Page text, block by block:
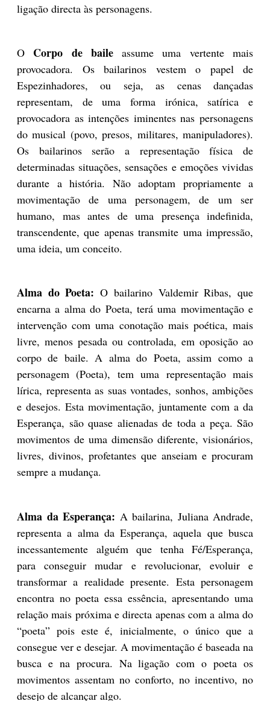
ligação directa às personagens.
O Corpo de baileassume uma vertente mais
provocadora. Os bailarinos vestem o papel de
Espezinhadores, ou seja, as cenas dançadas
representam, de uma forma irónica, satírica e
provocadora as intenções iminentes nas personagens
do musical (povo, presos, militares, manipuladores).
Os bailarinos serão a representação física de
determinadas situações, sensações e emoções vividas
durante a história. Não adoptam propriamente a
movimentação de uma personagem, de um ser
humano, mas antes de uma presença indefinida,
transcendente, que apenas transmite uma impressão,
uma ideia, um conceito.
Alma do Poeta: O bailarino Valdemir Ribas, que
encarna a alma do Poeta, terá uma movimentação e
intervenção com uma conotação mais poética, mais
livre, menos pesada ou controlada, em oposição ao
corpo de baile. A alma do Poeta, assim como a
personagem (Poeta), tem uma representação mais
lírica, representa as suas vontades, sonhos, ambições
e desejos. Esta movimentação, juntamente com a da
Esperança, são quase alienadas de toda a peça. São
movimentos de uma dimensão diferente, visionários,
livres, divinos, profetantes que anseiam e procuram
sempre a mudança.
Alma da Esperança: A bailarina, Juliana Andrade,
representa a alma da Esperança, aquela que busca
incessantemente alguém que tenha Fé/Esperança,
para conseguir mudar e revolucionar, evoluir e
transformar a realidade presente. Esta personagem
encontra no poeta essa essência, apresentando uma
relação mais próxima e directa apenas com a alma do
“poeta” pois este é, inicialmente, o único que a
consegue ver e desejar. A movimentação é baseada na
busca e na procura. Na ligação com o poeta os
movimentos assentam no conforto, no incentivo, no
desejo de alcançar algo.